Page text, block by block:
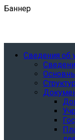
Баннер
Сведения об